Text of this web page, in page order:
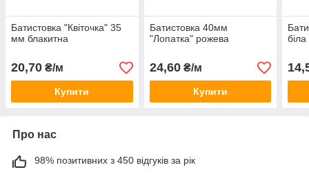
Батистовка "Квіточка" 35
мм блакитна
20,70 ₴/м
Купити
Батистовка 40мм
"Лопатка" рожева
24,60₴/м
Купити
біла
Про нас
98% позитивних з 450 відгуків за рік